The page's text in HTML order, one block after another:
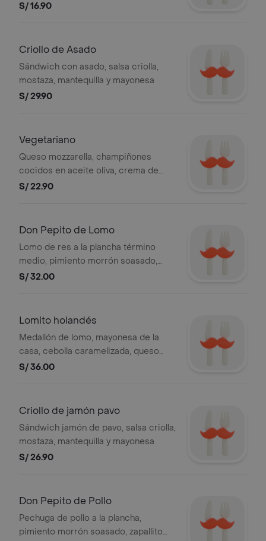
S/ 16.90
Criollo de Asado
Sándwich con asado, salsa criolla,
mostaza, mantequilla y mayonesa
S/ 29.90
Vegetariano
Queso mozzarella, champiñones
cocidos en aceite oliva, crema de
pimiento morrón soasado, zapallito
S/ 22.90
Don Pepito de Lomo
Lomo de res a la plancha término
medio, pimiento morrón soasado,
zapallito italiano, berenjena y aceite
S/ 32.00
Lomito holandés
Medallón de lomo, mayonesa de la
casa, cebolla caramelizada, queso
edam y mantequilla (pan cristal).
S/ 36.00
Criollo de jamón pavo
Sándwich jamón de pavo, salsa criolla,
mostaza, mantequilla y mayonesa
S/ 26.90
Don Pepito de Pollo
Pechuga de pollo a la plancha,
pimiento morrón soasado, zapallito